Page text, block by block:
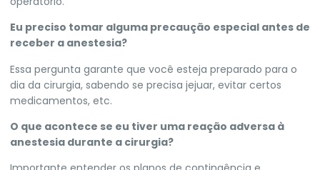
Eu preciso tomar alguma precaução especial antes de
receber a anestesia?
Essa pergunta garante que você esteja preparado para o
dia da cirurgia, sabendo se precisa jejuar, evitar certos
medicamentos, etc.
O que acontece se eu tiver uma reação adversa à
anestesia durante a cirurgia?